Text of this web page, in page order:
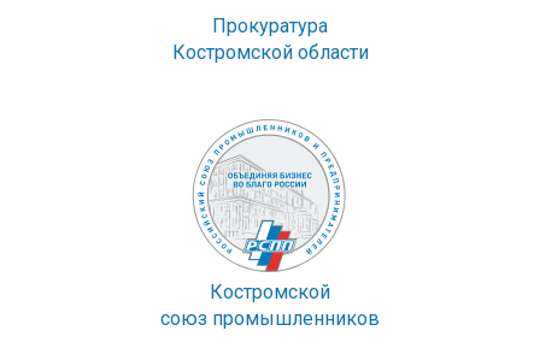
Прокуратура
Костромской области
Костромской
союз промышленников